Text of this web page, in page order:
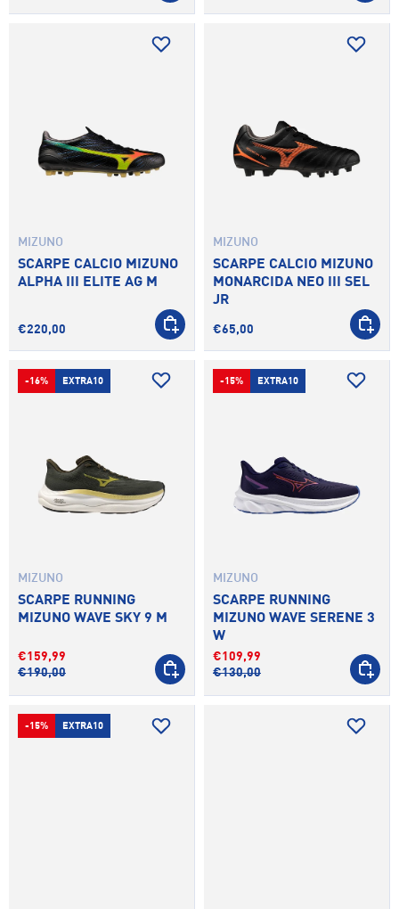
MIZUNO
SCARPE CALCIO MIZUNO
ALPHA III ELITE AG M
€220,00
SCEGLI OPZIONI
MIZUNO
SCARPE CALCIO MIZUNO
MONARCIDA NEO III SEL
JR
€65,00
SCEGLI
-16% EXTRA10
MIZUNO
SCARPE RUNNING
MIZUNO WAVE SKY 9 M
€159,99
€190,00
SCEGLI OPZIONI
-15% EXTRA10
MIZUNO
SCARPE RUNNING
MIZUNO WAVE SERENE 3
W
€109,99
€130,00
-15% EXTRA10